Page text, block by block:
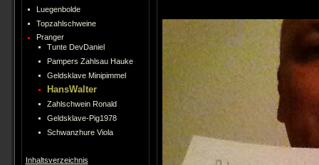
Luegenbolde
Topzahlschweine
Pranger
Tunte DevDaniel
Pampers Zahlsau Hauke
Geldsklave Minipimmel
HansWalter
Zahlschwein Ronald
Geldsklave-Pig1978
Schwanzhure Viola
Inhaltsverzeichnis